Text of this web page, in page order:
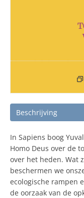
Beschrijving
In Sapiens boog
Homo Deus over de
over het heden. Wat
beschermen we
ecologische rampen
de oorzaak van de